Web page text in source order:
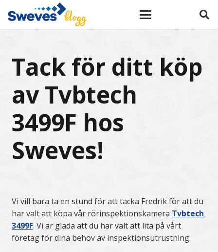
Tack för ditt köp
av Tvbtech
3499F hos
Sweves!
Vi vill bara ta en stund för att tacka Fredrik för att du
har valt att köpa vår rörinspektionskamera Tvbtech
3499F. Vi är glada att du har valt att lita på vårt
företag för dina behov av inspektionsutrustning.